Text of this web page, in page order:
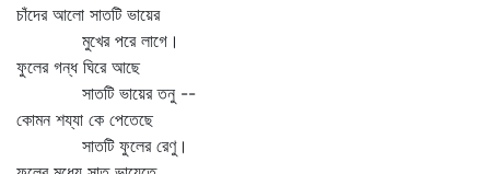
চাঁদের আলো সাতটি ভায়ের
মুখের পরে লাগে।
ফুলের গন্ধ ঘিরে আছে
সাতটি ভায়ের তনু --
কোমন শয্যা কে পেতেছে
সাতটি ফুলের রেণু।